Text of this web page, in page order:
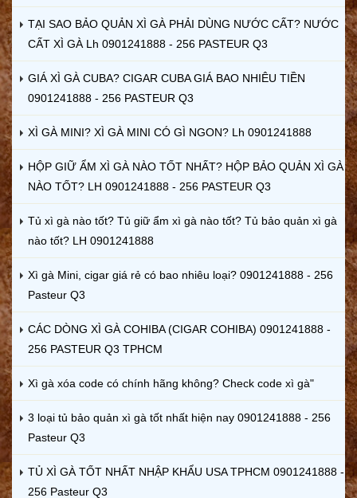
TẠI SAO BẢO QUẢN XÌ GÀ PHẢI DÙNG NƯỚC CẤT? NƯỚC
CẤT XÌ GÀ Lh 0901241888 - 256 PASTEUR Q3
GIÁ XÌ GÀ CUBA? CIGAR CUBA GIÁ BAO NHIÊU TIỀN
0901241888 - 256 PASTEUR Q3
XÌ GÀ MINI? XÌ GÀ MINI CÓ GÌ NGON? Lh 0901241888
HỘP GIỮ ẨM XÌ GÀ NÀO TỐT NHẤT? HỘP BẢO QUẢN XÌ GÀ
NÀO TỐT? LH 0901241888 - 256 PASTEUR Q3
Tủ xì gà nào tốt? Tủ giữ ẩm xì gà nào tốt? Tủ bảo quản xì gà
nào tốt? LH 0901241888
Xì gà Mini, cigar giá rẻ có bao nhiêu loại? 0901241888 - 256
Pasteur Q3
CÁC DÒNG XÌ GÀ COHIBA (CIGAR COHIBA) 0901241888 -
256 PASTEUR Q3 TPHCM
Xì gà xóa code có chính hãng không? Check code xì gà"
3 loại tủ bảo quản xì gà tốt nhất hiện nay 0901241888 - 256
Pasteur Q3
TỦ XÌ GÀ TỐT NHẤT NHẬP KHẨU USA TPHCM 0901241888 -
256 Pasteur Q3